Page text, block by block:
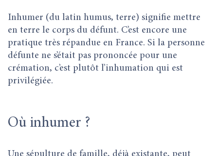
Inhumer (du latin humus, terre) signifie mettre
en terre le corps du défunt. C’est encore une
pratique très répandue en France. Si la personne
défunte ne s’était pas prononcée pour une
crémation, c’est plutôt l’inhumation qui est
privilégiée.
Où inhumer ?
Une sépulture de famille, déjà existante, peut